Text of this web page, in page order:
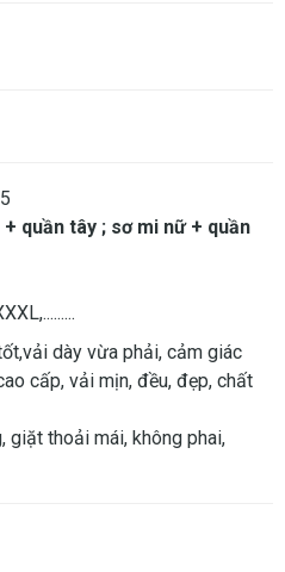
quần tây ; sơ mi nữ + quần
dày vừa phải, cảm giác
cấp, vải mịn, đều, đẹp, chất
giặt thoải mái, không phai,